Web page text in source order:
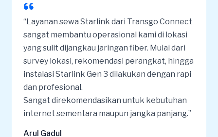
“Layanan sewa Starlink dari Transgo Connect
sangat membantu operasional kami di lokasi
yang sulit dijangkau jaringan fiber. Mulai dari
survey lokasi, rekomendasi perangkat, hingga
instalasi Starlink Gen 3 dilakukan dengan rapi
dan profesional.
Sangat direkomendasikan untuk kebutuhan
internet sementara maupun jangka panjang.”
Arul Gadul